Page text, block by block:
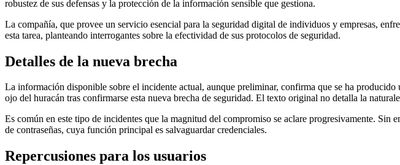
robustez de sus defensas y la protección de la información sensible que gestiona.
La compañía, que provee un servicio esencial para la seguridad digital de individuos y empresas,
esta tarea, planteando interrogantes sobre la efectividad de sus protocolos de seguridad.
Detalles de la nueva brecha
La información disponible sobre el incidente actual, aunque preliminar, confirma que se ha
ojo del huracán tras confirmarse esta nueva brecha de seguridad. El texto original no detalla la
Es común en este tipo de incidentes que la magnitud del compromiso se aclare progresivamente.
de contraseñas, cuya función principal es salvaguardar credenciales.
Repercusiones para los usuarios